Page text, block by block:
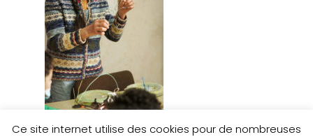
Ce site internet utilise des cookies pour de nombreuses